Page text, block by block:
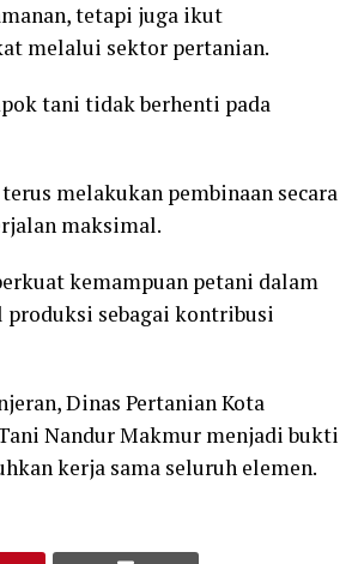
tetapi juga ikut
melalui sektor pertanian.
tani tidak berhenti pada
melakukan pembinaan secara
maksimal.
kemampuan petani dalam
sebagai kontribusi
Dinas Pertanian Kota
Nandur Makmur menjadi bukti
kerja sama seluruh elemen.